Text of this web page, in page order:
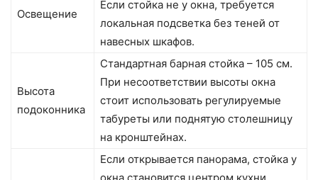
Освещение
Если стойка не у окна, требуется
локальная подсветка без теней от
навесных шкафов.
Высота
подоконника
Стандартная барная стойка – 105 см.
При несоответствии высоты окна
стоит использовать регулируемые
табуреты или поднятую столешницу
на кронштейнах.
Если открывается панорама, стойка у